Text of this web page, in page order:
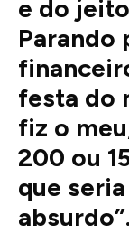
e do
Parando
festa do
fiz o
200 ou
que
absurdo”.